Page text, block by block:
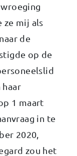
ze mij als
de
op de
haar
1 maart
in te
2020,
zou het